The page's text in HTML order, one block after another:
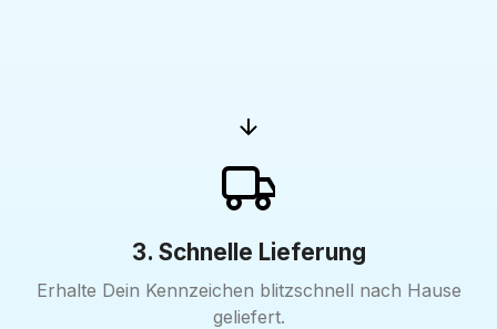
3. Schnelle Lieferung
Erhalte Dein Kennzeichen blitzschnell nach Hause
geliefert.